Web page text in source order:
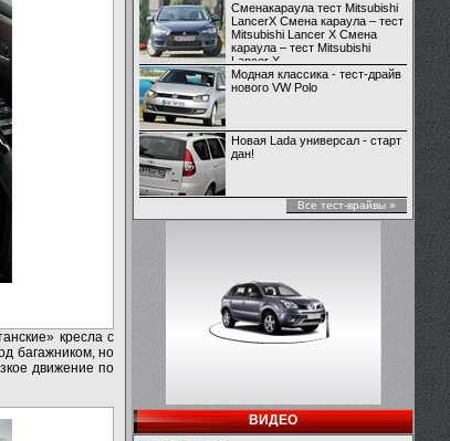
кресла с
багажником, но
движение по
Сменакараула тест Mitsubishi
LancerX Смена караула – тест
Mitsubishi Lancer X Смена
караула – тест Mitsubishi
Lancer X
Модная классика - тест-драйв
нового VW Polo
Новая Lada универсал - старт
дан!
Все тест-врайвы »
ВИДЕО